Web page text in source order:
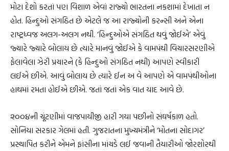
મોટા દેશો કરતાં પણ વિશાળ એવાં રાજ્યો ભારતના નકશામાં દેખાતા ન
હોત. હિન્દુઓ સંગઠિત છે એટલે જ આ રાજ્યોની કરન્સી અને એના
રાષ્ટ્રધ્વજ અલગ-અલગ નથી. ‘હિન્દુઓએ સંગઠિત થવું જોઈએ’ એવું
જ્યારે જ્યારે બોલાય છે ત્યારે માનવું જોઈએ કે વામપંથી વિચારસરણીએ
ફેલાવેલા ઝેરી પ્રચારને (કે હિન્દુઓ સંગઠિત નથી) આપણે સ્વીકારી
લઈએ છીએ. આવું બોલાય છે ત્યારે ઈન અ વે આપણે એ વામપંથીઓના
હાથમાં રમતા હોઈએ છીએ. જતાં જતાં એક વાત યાદ આવે છે.
૨૦૦૪ની ચૂંટણીમાં વાજપાયીજી હારી ગયા પછીનો સંઘર્ષકાળ હતો.
સોનિયા સરકાર ગેલમાં હતી. ગુજરાતના મુખ્યમંત્રીને ‘મોતના સોદાગર’
પ્રસ્થાપિત કરીને એમને ફાંસીના માંચડે લઈ જવાની તૈયારીઓ જોરશોરથી